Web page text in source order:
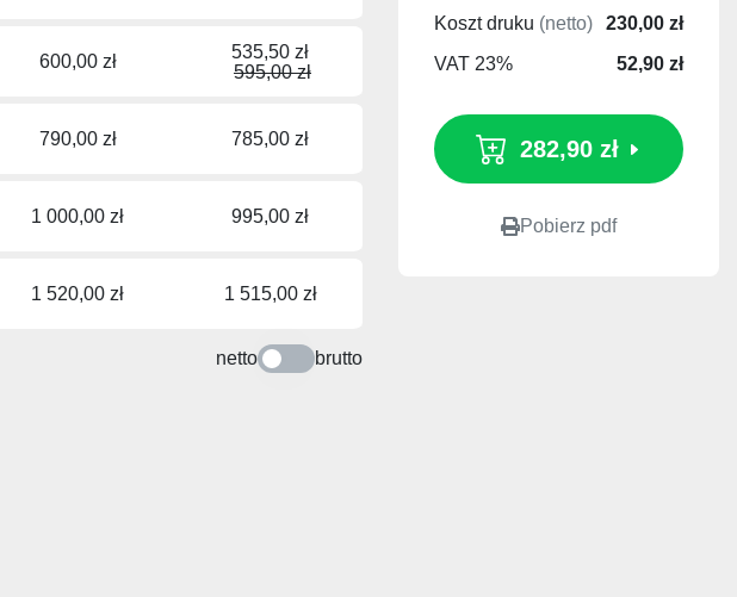
600,00 zł
535,50 zł
595,00 zł
790,00 zł 785,00 zł
1 000,00 zł 995,00 zł
1 520,00 zł 1 515,00 zł
netto brutto
Koszt druku (netto)
230,00 zł
VAT 23%
52,90 zł
282,90 zł
Pobierz pdf